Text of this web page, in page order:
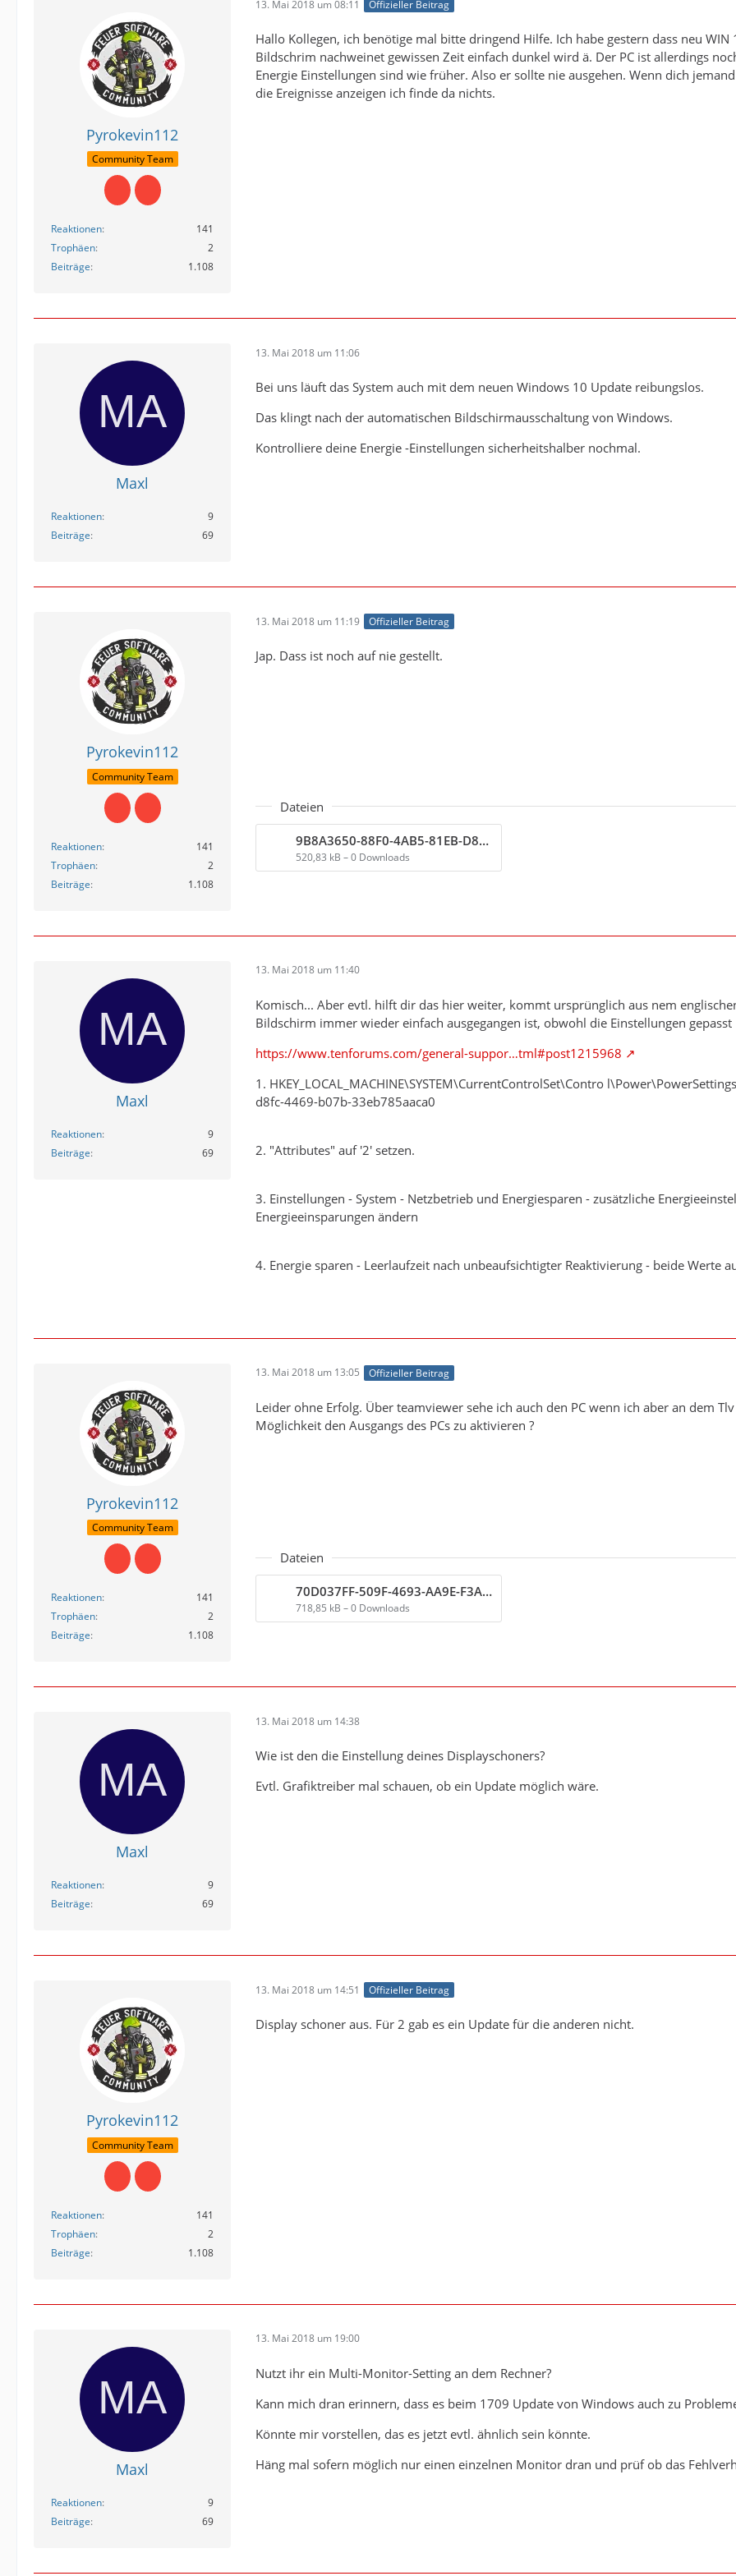
Pyrokevin112
Community Team
Reaktionen
141
Trophäen
2
Beiträge
1.108
13. Mai 2018 um 08:11 Offizieller Beitrag
Hallo Kollegen, ich benötige mal bitte dringend Hilfe. Ich habe gestern dass neu
Bildschrim nachweinet gewissen Zeit einfach dunkel wird ä. Der PC ist allerdings
Energie Einstellungen sind wie früher. Also er sollte nie ausgehen. Wenn dich
die Ereignisse anzeigen ich finde da nichts.
Maxl
Reaktionen
9
Beiträge
69
13. Mai 2018 um 11:06
Bei uns läuft das System auch mit dem neuen Windows 10 Update reibungslos.
Das klingt nach der automatischen Bildschirmausschaltung von Windows.
Kontrolliere deine Energie -Einstellungen sicherheitshalber nochmal.
Pyrokevin112
Community Team
Reaktionen
141
Trophäen
2
Beiträge
1.108
13. Mai 2018 um 11:19 Offizieller Beitrag
Jap. Dass ist noch auf nie gestellt.
Dateien
9B8A3650-88F0-4AB5-81EB-D8BB508332E3.png
520,83 kB – 0 Downloads
Maxl
Reaktionen
9
Beiträge
69
13. Mai 2018 um 11:40
Komisch... Aber evtl. hilft dir das hier weiter, kommt ursprünglich aus nem
Bildschirm immer wieder einfach ausgegangen ist, obwohl die Einstellungen gepasst
https://www.tenforums.com/general-suppor…tml#post1215968
1. HKEY_LOCAL_MACHINE\SYSTEM\CurrentControlSet\Contro
d8fc-4469-b07b-33eb785aaca0
2. "Attributes" auf '2' setzen.
3. Einstellungen - System - Netzbetrieb und Energiesparen - zusätzliche
Energieeinsparungen ändern
4. Energie sparen - Leerlaufzeit nach unbeaufsichtigter Reaktivierung - beide Werte
Pyrokevin112
Community Team
Reaktionen
141
Trophäen
2
Beiträge
1.108
13. Mai 2018 um 13:05 Offizieller Beitrag
Leider ohne Erfolg. Über teamviewer sehe ich auch den PC wenn ich aber an dem
Möglichkeit den Ausgangs des PCs zu aktivieren ?
Dateien
70D037FF-509F-4693-AA9E-F3A855E6A4D0.png
718,85 kB – 0 Downloads
Maxl
Reaktionen
9
Beiträge
69
13. Mai 2018 um 14:38
Wie ist den die Einstellung deines Displayschoners?
Evtl. Grafiktreiber mal schauen, ob ein Update möglich wäre.
Pyrokevin112
Community Team
Reaktionen
141
Trophäen
2
Beiträge
1.108
13. Mai 2018 um 14:51 Offizieller Beitrag
Display schoner aus. Für 2 gab es ein Update für die anderen nicht.
Maxl
Reaktionen
9
Beiträge
69
13. Mai 2018 um 19:00
Nutzt ihr ein Multi-Monitor-Setting an dem Rechner?
Kann mich dran erinnern, dass es beim 1709 Update von Windows auch zu
Könnte mir vorstellen, das es jetzt evtl. ähnlich sein könnte.
Häng mal sofern möglich nur einen einzelnen Monitor dran und prüf ob das